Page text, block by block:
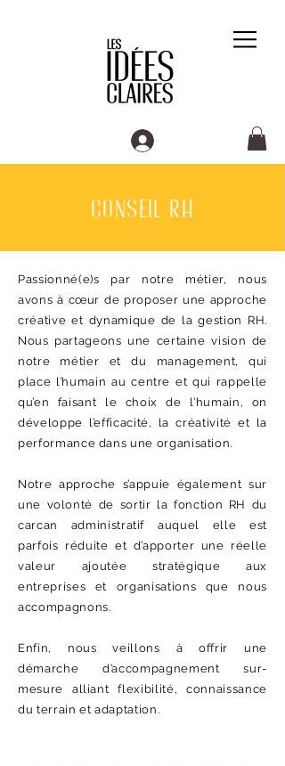
conseil rh
Passionné(e)s par notre métier, nous
avons à cœur de proposer une approche
créative et dynamique de la gestion RH.
Nous partageons une certaine vision de
notre métier et du management, qui
place l’humain au centre et qui rappelle
qu’en faisant le choix de l’humain, on
développe l’efficacité, la créativité et la
performance dans une organisation.
Notre approche s’appuie également sur
une volonté de sortir la fonction RH du
carcan administratif auquel elle est
parfois réduite et d’apporter une réelle
valeur ajoutée stratégique aux
entreprises et organisations que nous
accompagnons.
Enfin, nous veillons à offrir une
démarche d’accompagnement sur-
mesure alliant flexibilité, connaissance
du terrain et adaptation.